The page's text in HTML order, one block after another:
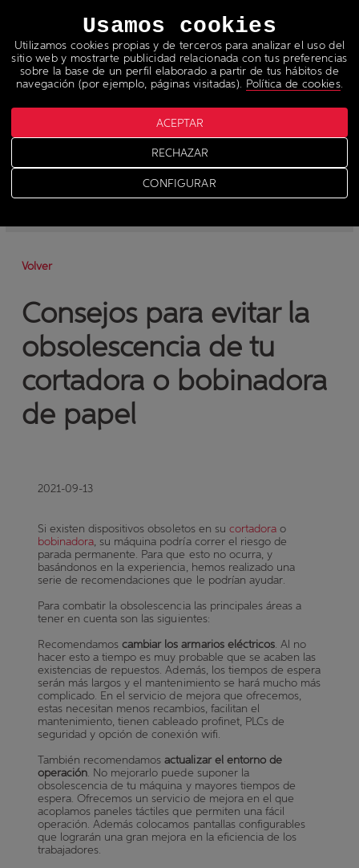
Noticias > News
Volver
Consejos para evitar la
obsolescencia de tu
cortadora o bobinadora
de papel
2021-09-13
Si existen dispositivos obsoletos en su cortadora o
bobinadora, su máquina podría correr el riesgo de
parada permanente. Para que esto no ocurra, y
basándonos en la experiencia, hemos realizado una
serie de recomendaciones que le podrían ayudar.
Para combatir la obsolescencia las principales áreas a
tener en cuenta son las siguientes:
Recomendamoscambiar los armarios eléctricos. Al no
hacer esto a tiempo es muy probable que se acaben las
existencias de repuestos. Además, los tiempos de espera
serán más largos y el mantenimiento se hará mucho más
complicado. En el servicio de mejora que ofrecemos,
estas necesitan menos recambios, facilitan el
mantenimiento, tienen cableado profinet, PLCs de
seguridad y opción de conexión wifi.
También recomendamosactualizar el entorno de
operación. No mejorarlo puede suponer la
obsolescencia de tu máquina y mayores tiempos de
espera. Ofrecemos un servicio de mejora en el que
acoplamos paneles táctiles que permiten una fácil
operación. Además colocamos pantallas configurables
que lograrán una gran mejora en la eficiencia de los
trabajadores.
Usamos cookies
Utilizamos cookies propias y de terceros para analizar el uso del
sitio web y mostrarte publicidad relacionada con tus preferencias
sobre la base de un perfil elaborado a partir de tus hábitos de
navegación (por ejemplo, páginas visitadas). Política de cookies.
CONFIGURAR
RECHAZAR
ACEPTAR